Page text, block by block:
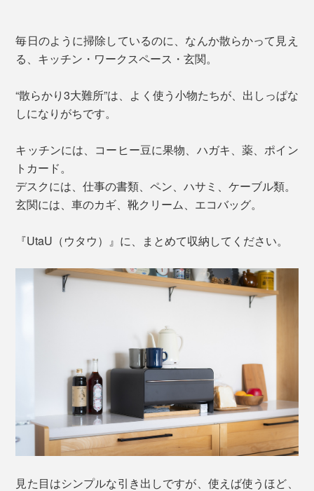
毎日のように掃除しているのに、なんか散らかって見え
る、キッチン・ワークスペース・玄関。
“散らかり3大難所”は、よく使う小物たちが、出しっぱな
しになりがちです。
キッチンには、コーヒー豆に果物、ハガキ、薬、ポイン
トカード。
デスクには、仕事の書類、ペン、ハサミ、ケーブル類。
玄関には、車のカギ、靴クリーム、エコバッグ。
『UtaU（ウタウ）』に、まとめて収納してください。
見た目はシンプルな引き出しですが、使えば使うほど、